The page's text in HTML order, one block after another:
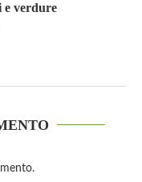
e verdure